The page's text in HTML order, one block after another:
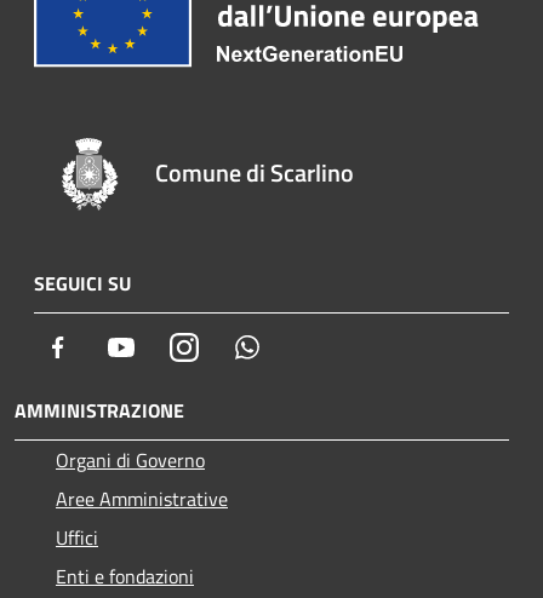
Comune di Scarlino
SEGUICI SU
Facebook YoutubeInstagram
AMMINISTRAZIONE
Organi di Governo
Aree Amministrative
Uffici
Enti e fondazioni